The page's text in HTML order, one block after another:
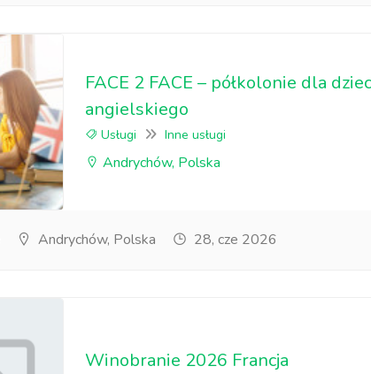
FACE 2 FACE – półkolonie dla
angielskiego
Usługi Inne usługi
Andrychów, Polska
Andrychów, Polska 28, cze 2026
Winobranie 2026 Francja